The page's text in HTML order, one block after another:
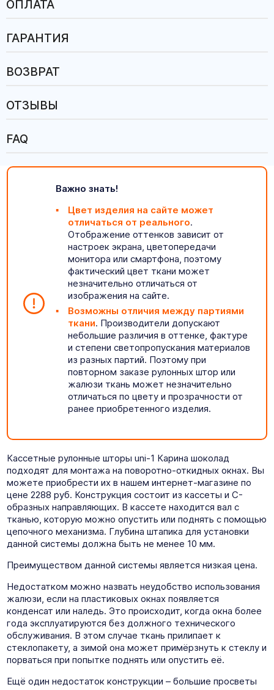
ОПЛАТА
ГАРАНТИЯ
ВОЗВРАТ
ОТЗЫВЫ
FAQ
Важно знать!
Цвет изделия на сайте может
отличаться от реального.
Отображение оттенков зависит от
настроек экрана, цветопередачи
монитора или смартфона, поэтому
фактический цвет ткани может
незначительно отличаться от
изображения на сайте.
Возможны отличия между партиями
ткани. Производители допускают
небольшие различия в оттенке, фактуре
и степени светопропускания материалов
из разных партий. Поэтому при
повторном заказе рулонных штор или
жалюзи ткань может незначительно
отличаться по цвету и прозрачности от
ранее приобретенного изделия.
Кассетные рулонные шторы uni-1 Карина шоколад
подходят для монтажа на поворотно-откидных окнах. Вы
можете приобрести их в нашем интернет-магазине по
цене 2288 руб. Конструкция состоит из кассеты и C-
образных направляющих. В кассете находится вал с
тканью, которую можно опустить или поднять с помощью
цепочного механизма. Глубина штапика для установки
данной системы должна быть не менее 10 мм.
Преимуществом данной системы является низкая цена.
Недостатком можно назвать неудобство использования
жалюзи, если на пластиковых окнах появляется
конденсат или наледь. Это происходит, когда окна более
года эксплуатируются без должного технического
обслуживания. В этом случае ткань прилипает к
стеклопакету, а зимой она может примёрзнуть к стеклу и
порваться при попытке поднять или опустить её.
Ещё один недостаток конструкции – большие просветы